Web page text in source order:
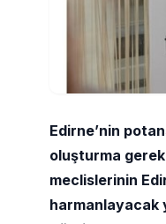
Edirne’nin
oluşturma
meclislerinin
harmanlayacak